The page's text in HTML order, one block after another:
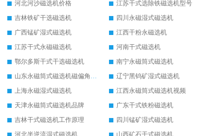
河北河沙磁选机价格
江苏干式选除铁磁选机型号
吉林铁矿干选磁选机
四川永磁湿式磁选机
广西锰矿湿式磁选机
江西干粉永磁选机
江苏干式永磁磁选机
河南干式磁选机
鄂尔多斯干式干选磁选机
南宁永磁筒式磁选机
山东永磁筒式磁选机磁偏角怎么调整
辽宁黑钨矿湿式磁选机
上海永磁湿式磁选机
江西永磁筒式磁选机视频
天津永磁筒式磁选机品牌
广东干式铁粉磁选机
吉林干式磁选机工作原理
四川锰矿湿式磁选机
河北半逆流湿式磁选机
山西矿石干式磁选机